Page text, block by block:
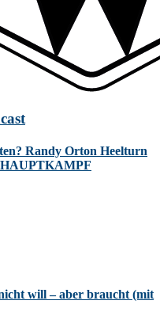
Randy Orton Heelturn
will – aber braucht (mit